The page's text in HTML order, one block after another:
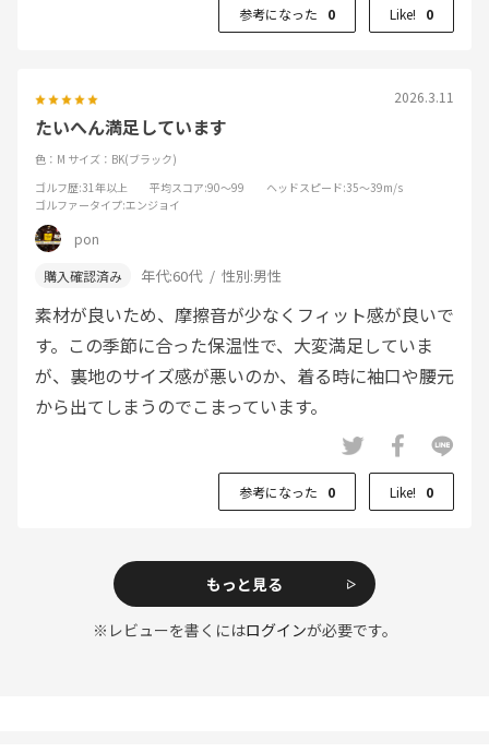
参考になった 0 Like! 0
2026.3.11
たいへん満足しています
色：M サイズ：BK(ブラック)
ゴルフ歴:31年以上 平均スコア:90～99 ヘッドスピード:35～39m/s
ゴルファータイプ:エンジョイ
pon
年代:60代 性別:男性
素材が良いため、摩擦音が少なくフィット感が良いで
す。この季節に合った保温性で、大変満足していま
が、裏地のサイズ感が悪いのか、着る時に袖口や腰元
から出てしまうのでこまっています。
参考になった 0 Like! 0
もっと見る
※レビューを書くにはログインが必要です。